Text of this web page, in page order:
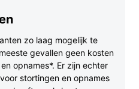
zo laag mogelijk te
gevallen geen kosten
opnames*. Er zijn echter
stortingen en opnames